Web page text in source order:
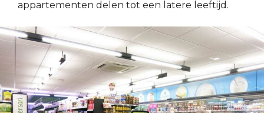
appartementen delen tot een latere leeftijd.